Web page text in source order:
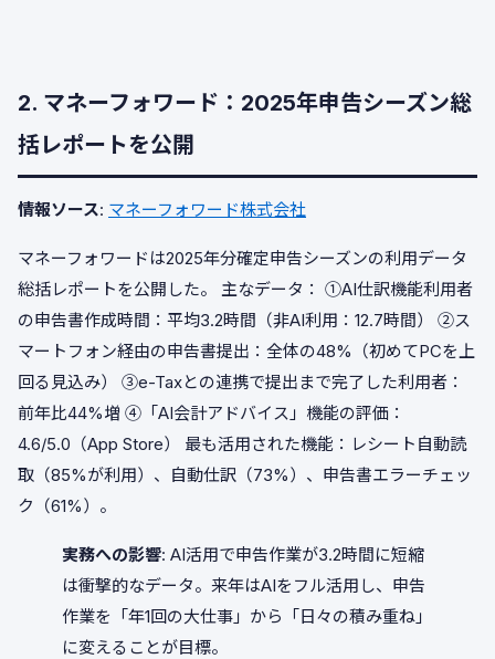
2. マネーフォワード：2025年申告シーズン総
括レポートを公開
情報ソース: マネーフォワード株式会社
マネーフォワードは2025年分確定申告シーズンの利用データ
総括レポートを公開した。 主なデータ： ①AI仕訳機能利用者
の申告書作成時間：平均3.2時間（非AI利用：12.7時間） ②ス
マートフォン経由の申告書提出：全体の48%（初めてPCを上
回る見込み） ③e-Taxとの連携で提出まで完了した利用者：
前年比44%増 ④「AI会計アドバイス」機能の評価：
4.6/5.0（App Store） 最も活用された機能：レシート自動読
取（85%が利用）、自動仕訳（73%）、申告書エラーチェッ
ク（61%）。
実務への影響: AI活用で申告作業が3.2時間に短縮
は衝撃的なデータ。来年はAIをフル活用し、申告
作業を「年1回の大仕事」から「日々の積み重ね」
に変えることが目標。